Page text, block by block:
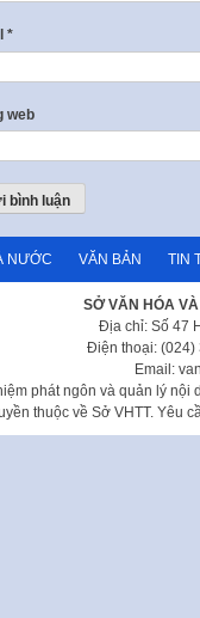
*
web
NƯỚC VĂN BẢN TIN
SỞ VĂN HÓA
Địa chỉ: Số 47
Điện thoại: (024)
Email:
phát ngôn và quản lý nội
thuộc về Sở VHTT. Yêu